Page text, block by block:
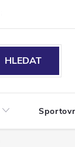
HLEDAT